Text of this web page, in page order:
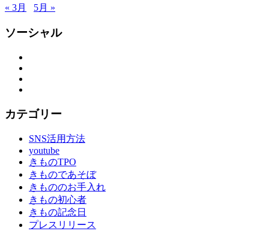
« 3月
5月 »
ソーシャル
カテゴリー
SNS活用方法
youtube
きものTPO
きものであそぼ
きもののお手入れ
きもの初心者
きもの記念日
プレスリリース